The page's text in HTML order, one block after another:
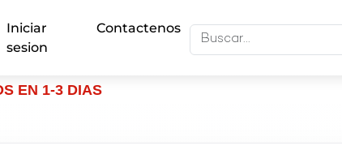
Iniciar
sesion
Contactenos
EN 1-3 DIAS